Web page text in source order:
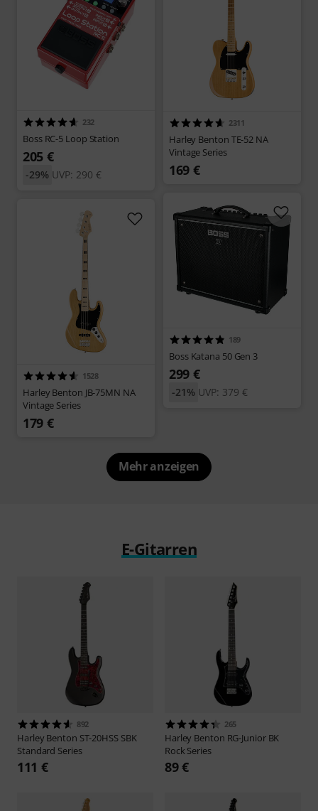
232
Boss RC-5 Loop Station
205 €
UVP: 290 €
-29%
2311
Harley Benton TE-52 NA
Vintage Series
169 €
1528
Harley Benton JB-75MN NA
Vintage Series
179 €
189
Boss Katana 50 Gen 3
299 €
UVP: 379 €
-21%
Mehr anzeigen
E-Gitarren
892
Harley Benton ST-20HSS SBK
Standard Series
111 €
265
Harley Benton RG-Junior BK
Rock Series
89 €